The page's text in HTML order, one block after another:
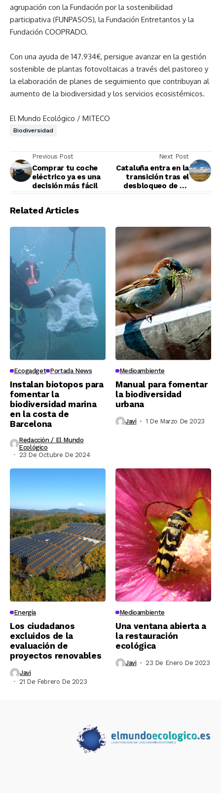
agrupación con la Fundación por la sostenibilidad
participativa (FUNPASOS), la Fundación Entretantos y la
Fundación COOPRADO.
Con una ayuda de 147.934€, persigue avanzar en la gestión
sostenible de plantas fotovoltaicas a través del pastoreo y
la elaboración de planes de seguimiento que contribuyan al
aumento de la biodiversidad y los servicios ecosistémicos.
El Mundo Ecológico / MITECO
Biodiversidad
Previous Post
Comprar tu coche
eléctrico ya es una
decisión más fácil
Next Post
Cataluña entra en la
transición tras el
desbloqueo de 47
Related Articles
Ecogadget Portada News
Instalan biotopos para
fomentar la
biodiversidad marina
en la costa de
Barcelona
Redacción / El Mundo
Ecológico
23 De Octubre De 2024
Medioambiente
Manual para fomentar
la biodiversidad
urbana
Javi 1 De Marzo De 2023
Energía
Los ciudadanos
excluidos de la
evaluación de
proyectos renovables
Javi
21 De Febrero De 2023
Medioambiente
Una ventana abierta a
la restauración
ecológica
Javi 23 De Enero De 2023